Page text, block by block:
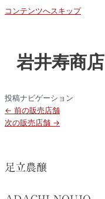
コンテンツへスキップ
岩井寿商店
投稿ナビゲーション
← 前の販売店舗
次の販売店舗 →
足立農醸